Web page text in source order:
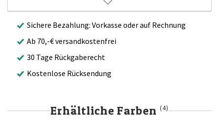
Sichere Bezahlung: Vorkasse oder auf Rechnung
Ab 70,-€ versandkostenfrei
30 Tage Rückgaberecht
Kostenlose Rücksendung
Erhältliche Farben(4)